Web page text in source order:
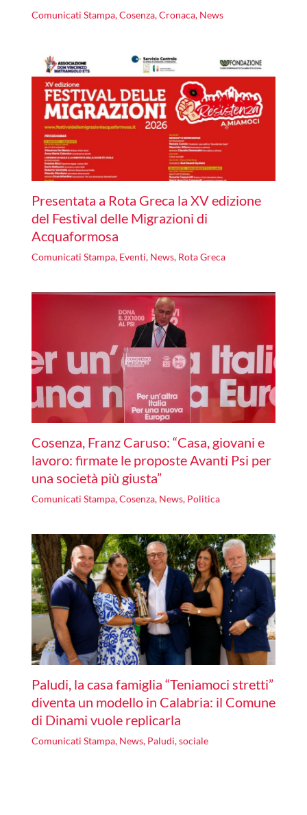
Comunicati Stampa,Cosenza,Cronaca, News
Presentata a Rota Greca la XV edizione
del Festival delle Migrazioni di
Acquaformosa
Comunicati Stampa, Eventi, News, Rota Greca
Cosenza, Franz Caruso: “Casa, giovani e
lavoro: firmate le proposte Avanti Psi per
una società più giusta”
Comunicati Stampa,Cosenza, News, Politica
Paludi, la casa famiglia “Teniamoci stretti”
diventa un modello in Calabria: il Comune
di Dinami vuole replicarla
Comunicati Stampa, News, Paludi,sociale